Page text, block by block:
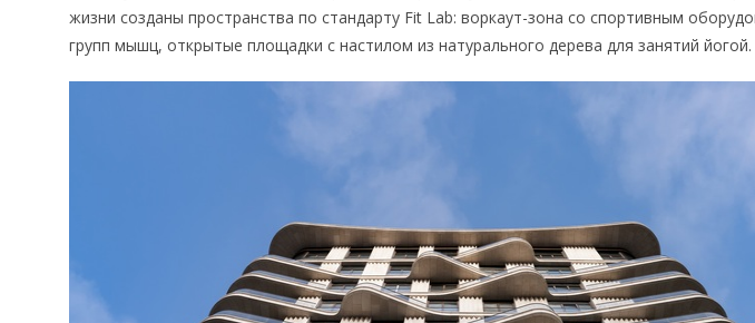
жизни созданы пространства по стандарту Fit Lab: воркаут-зона со спортивным
групп мышц, открытые площадки с настилом из натурального дерева для занятий йогой.